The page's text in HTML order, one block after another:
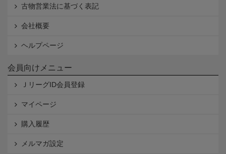
古物営業法に基づく表記
会社概要
ヘルプページ
会員向けメニュー
ＪリーグID会員登録
マイページ
購入履歴
メルマガ設定